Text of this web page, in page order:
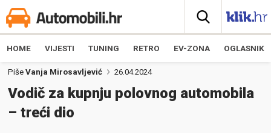
HOME VIJESTI TUNING RETRO EV-ZONA OGLASNIK
Piše Vanja Mirosavljević 26.04.2024
Vodič za kupnju polovnog automobila
– treći dio